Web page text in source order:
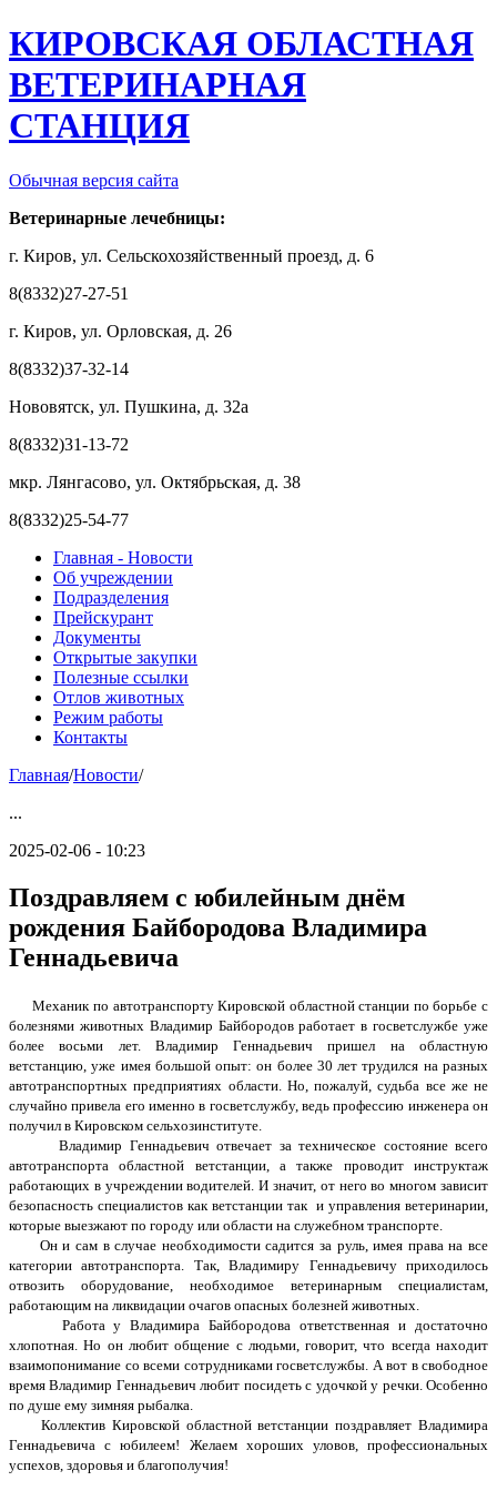
КИРОВСКАЯ ОБЛАСТНАЯ
ВЕТЕРИНАРНАЯ
СТАНЦИЯ
Обычная версия сайта
Ветеринарные лечебницы:
г. Киров, ул. Сельскохозяйственный проезд, д. 6
8(8332)27-27-51
г. Киров, ул. Орловская, д. 26
8(8332)37-32-14
Нововятск, ул. Пушкина, д. 32а
8(8332)31-13-72
мкр. Лянгасово, ул. Октябрьская, д. 38
8(8332)25-54-77
Главная - Новости
Об учреждении
Подразделения
Прейскурант
Документы
Открытые закупки
Полезные ссылки
Отлов животных
Режим работы
Контакты
Главная/Новости/
...
2025-02-06 - 10:23
Поздравляем с юбилейным днём
рождения Байбородова Владимира
Геннадьевича
Механик по автотранспорту Кировской областной станции по борьбе с
болезнями животных Владимир Байбородов работает в госветслужбе уже
более восьми лет. Владимир Геннадьевич пришел на областную
ветстанцию, уже имея большой опыт: он более 30 лет трудился на разных
автотранспортных предприятиях области. Но, пожалуй, судьба все же не
случайно привела его именно в госветслужбу, ведь профессию инженера он
получил в Кировском сельхозинституте.
Владимир Геннадьевич отвечает за техническое состояние всего
автотранспорта областной ветстанции, а также проводит инструктаж
работающих в учреждении водителей. И значит, от него во многом зависит
безопасность специалистов как ветстанции так и управления ветеринарии,
которые выезжают по городу или области на служебном транспорте.
Он и сам в случае необходимости садится за руль, имея права на все
категории автотранспорта. Так, Владимиру Геннадьевичу приходилось
отвозить оборудование, необходимое ветеринарным специалистам,
работающим на ликвидации очагов опасных болезней животных.
Работа у Владимира Байбородова ответственная и достаточно
хлопотная. Но он любит общение с людьми, говорит, что всегда находит
взаимопонимание со всеми сотрудниками госветслужбы. А вот в свободное
время Владимир Геннадьевич любит посидеть с удочкой у речки. Особенно
по душе ему зимняя рыбалка.
Коллектив Кировской областной ветстанции поздравляет Владимира
Геннадьевича с юбилеем! Желаем хороших уловов, профессиональных
успехов, здоровья и благополучия!